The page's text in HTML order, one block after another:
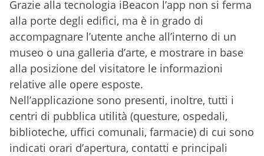
Grazie alla tecnologia iBeacon l’app non si ferma
alla porte degli edifici, ma è in grado di
accompagnare l’utente anche all’interno di un
museo o una galleria d’arte, e mostrare in base
alla posizione del visitatore le informazioni
relative alle opere esposte.
Nell’applicazione sono presenti, inoltre, tutti i
centri di pubblica utilità (questure, ospedali,
biblioteche, uffici comunali, farmacie) di cui sono
indicati orari d’apertura, contatti e principali